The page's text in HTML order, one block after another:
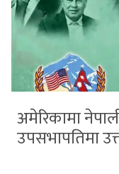
अमेरिकामा
उपसभापतिमा